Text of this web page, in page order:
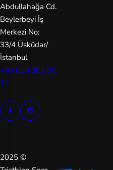
Abdullahağa Cd.
Beylerbeyi İş
Merkezi No:
33/4 Üsküdar/
İstanbul
+90 850 308 00
12
2025 ©